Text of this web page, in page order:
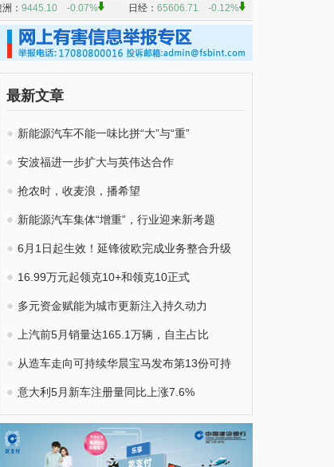
最新文章
新能源汽车不能一味比拼“大”与“重”
安波福进一步扩大与英伟达合作
抢农时，收麦浪，播希望
新能源汽车集体“增重”，行业迎来新考题
6月1日起生效！延锋彼欧完成业务整合升级
16.99万元起领克10+和领克10正式
多元资金赋能为城市更新注入持久动力
上汽前5月销量达165.1万辆，自主占比
从造车走向可持续华晨宝马发布第13份可持
意大利5月新车注册量同比上涨7.6%